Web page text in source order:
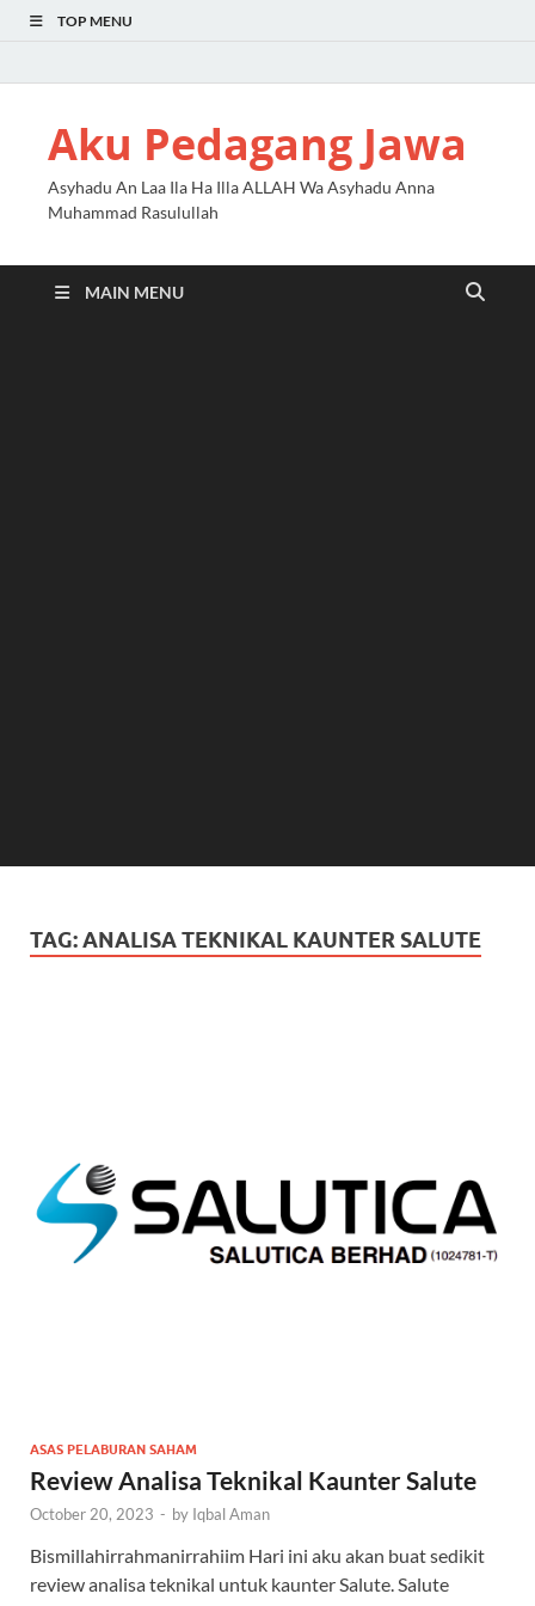
TOP MENU
Aku Pedagang Jawa
Asyhadu An Laa Ila Ha Illa ALLAH Wa Asyhadu Anna
Muhammad Rasulullah
MAIN MENU
TAG:ANALISA TEKNIKAL KAUNTER SALUTE
ASAS PELABURAN SAHAM
Review Analisa Teknikal Kaunter Salute
October 20, 2023 - by Iqbal Aman
Bismillahirrahmanirrahiim Hari ini aku akan buat sedikit
review analisa teknikal untuk kaunter Salute. Salute